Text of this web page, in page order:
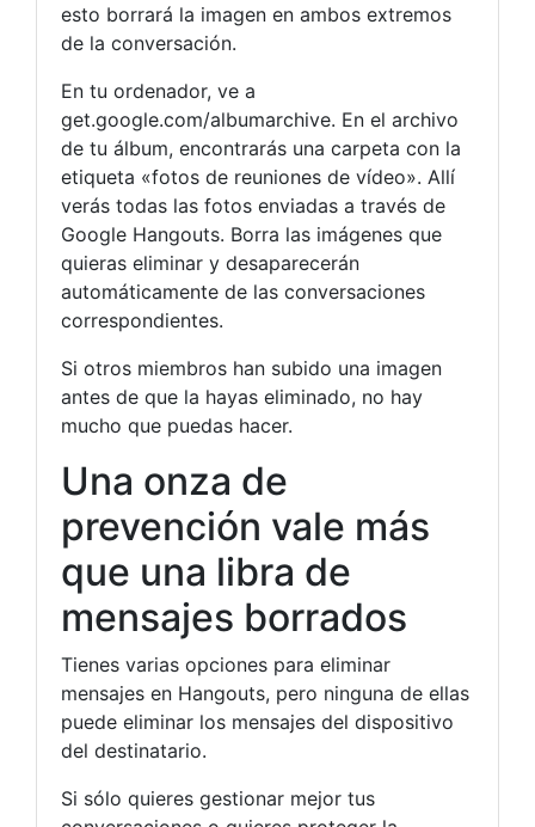
esto borrará la imagen en ambos extremos
de la conversación.
En tu ordenador, ve a
get.google.com/albumarchive. En el archivo
de tu álbum, encontrarás una carpeta con la
etiqueta «fotos de reuniones de vídeo». Allí
verás todas las fotos enviadas a través de
Google Hangouts. Borra las imágenes que
quieras eliminar y desaparecerán
automáticamente de las conversaciones
correspondientes.
Si otros miembros han subido una imagen
antes de que la hayas eliminado, no hay
mucho que puedas hacer.
Una onza de
prevención vale más
que una libra de
mensajes borrados
Tienes varias opciones para eliminar
mensajes en Hangouts, pero ninguna de ellas
puede eliminar los mensajes del dispositivo
del destinatario.
Si sólo quieres gestionar mejor tus